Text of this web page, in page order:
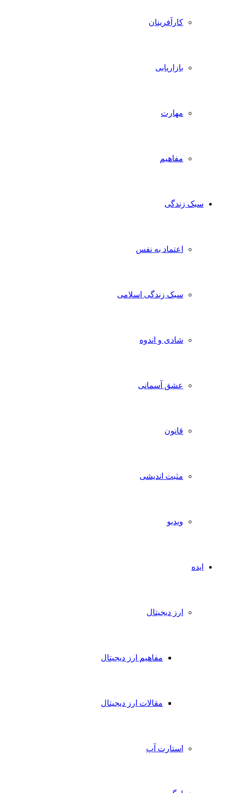
کارآفرینان
بازاریابی
مهارت
مفاهیم
سبک زندگی
اعتماد به نفس
سبک زندگی اسلامی
شادی و اندوه
عشق آسمانی
قانون
مثبت اندیشی
ویدیو
ایده
ارز دیجیتال
مفاهیم ارز دیجیتال
مقالات ارز دیجیتال
استارت آپ